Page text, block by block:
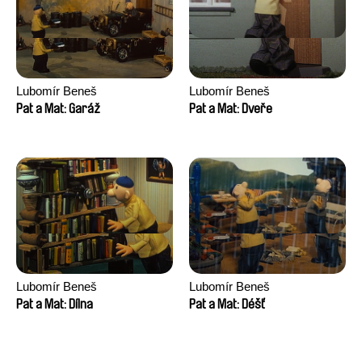
Lubomír Beneš
Pat a Mat: Garáž
Lubomír Beneš
Pat a Mat: Dveře
Lubomír Beneš
Pat a Mat: Dílna
Lubomír Beneš
Pat a Mat: Déšť